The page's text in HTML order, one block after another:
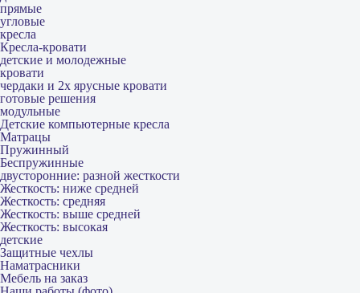
прямые
угловые
кресла
Кресла-кровати
детские и молодежные
кровати
чердаки и 2х ярусные кровати
готовые решения
модульные
Детские компьютерные кресла
Матрацы
Пружинный
Беспружинные
двусторонние: разной жесткости
Жесткость: ниже средней
Жесткость: средняя
Жесткость: выше средней
Жесткость: высокая
детские
Защитные чехлы
Наматрасники
Мебель на заказ